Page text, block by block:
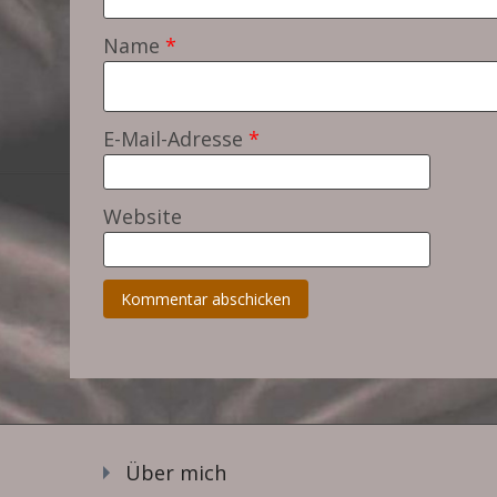
Name *
E-Mail-Adresse *
Website
Über mich